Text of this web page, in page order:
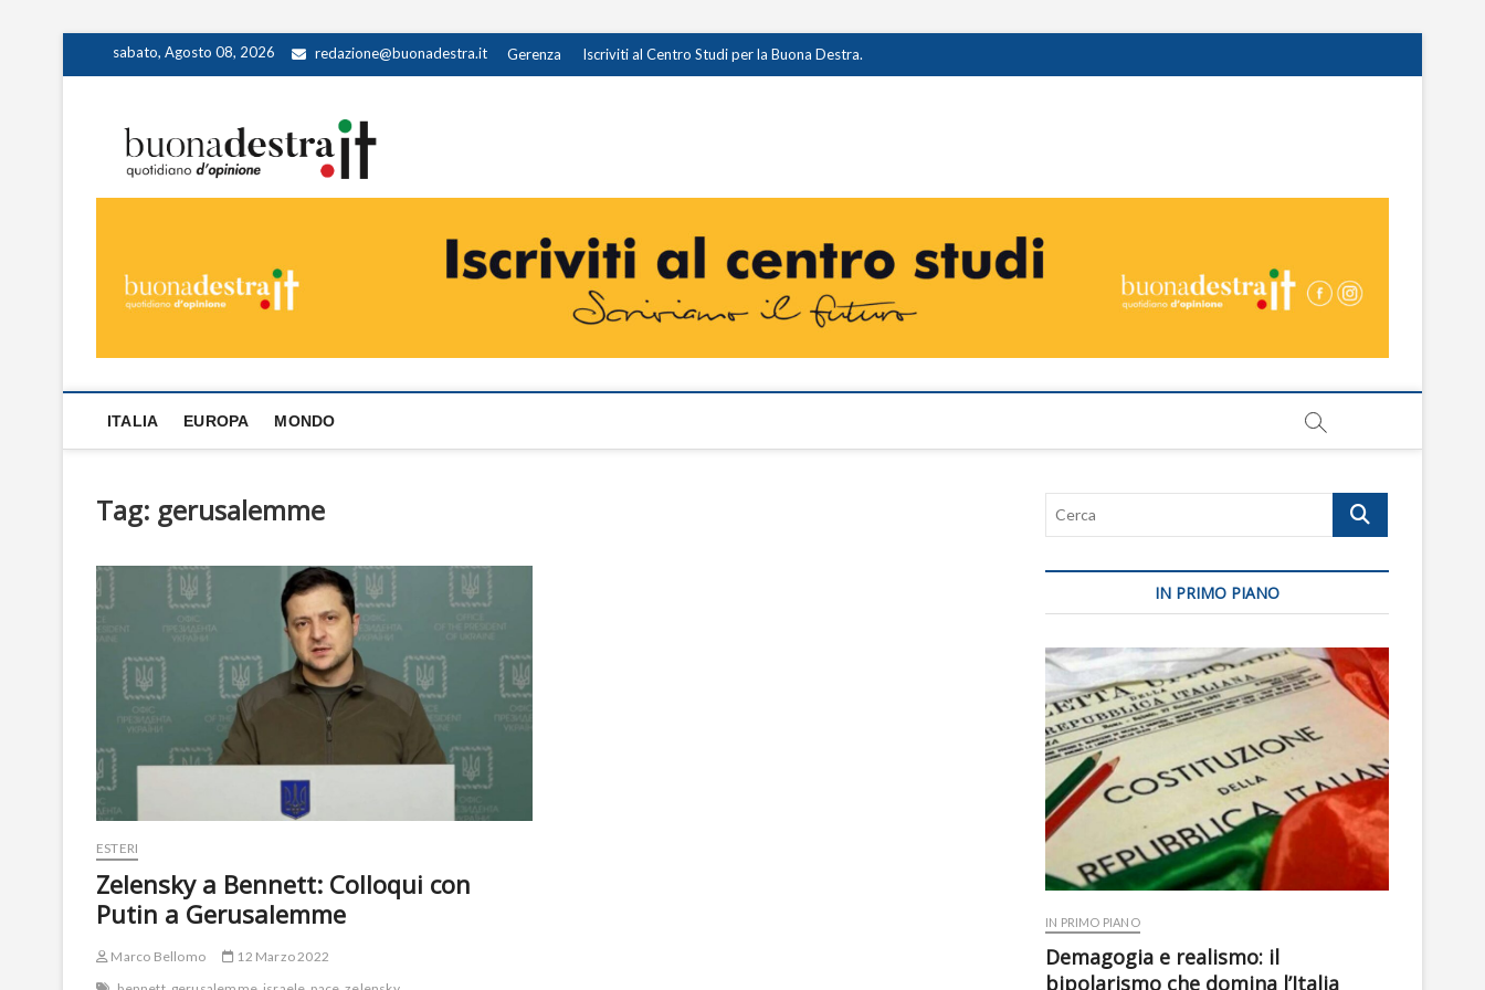
sabato, Agosto 08, 2026 redazione@buonadestra.it Gerenza Iscriviti al Centro Studi per la Buona Destra.
ITALIA EUROPA MONDO
Tag: gerusalemme
ESTERI
Zelensky a Bennett: Colloqui con
Putin a Gerusalemme
Marco Bellomo
12 Marzo 2022
Cerca
IN PRIMO PIANO
IN PRIMO PIANO
Demagogia e realismo: il
bipolarismo che domina l’Italia